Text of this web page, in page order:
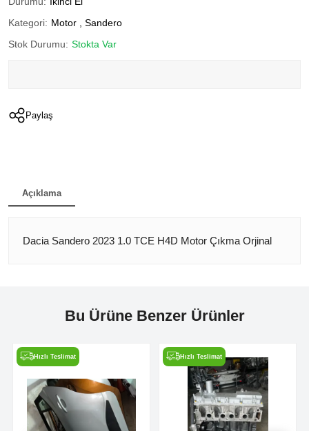
Kategori: Motor
Sandero
Stok Durumu: Stokta Var
Paylaş
Açıklama
Dacia Sandero 2023 1.0 TCE H4D Motor Çıkma Orjinal
Bu Ürüne Benzer Ürünler
Hızlı Teslimat Hızlı Teslimat